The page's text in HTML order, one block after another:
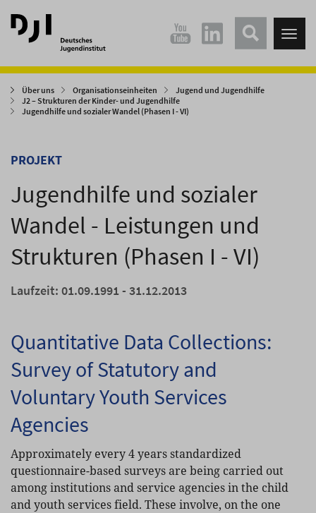
Direkt
zum
Hauptinhalt
Direkt
zum
Hauptmenü
Über uns Organisationseinheiten
Jugend und Jugendhilfe
J2 – Strukturen der Kinder- und Jugendhilfe
Jugendhilfe und sozialer Wandel (Phasen I - VI)
PROJEKT
Jugendhilfe und sozialer
Wandel - Leistungen und
Strukturen (Phasen I - VI)
Laufzeit: 01.09.1991 - 31.12.2013
Quantitative Data Collections:
Survey of Statutory and
Voluntary Youth Services
Agencies
Approximately every 4 years standardized
questionnaire-based surveys are being carried out
among institutions and service agencies in the child
and youth services field. These involve, on the one